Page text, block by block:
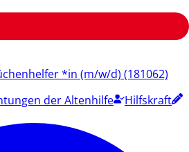
*in (m/w/d) (181062)
der Altenhilfe
Hilfskraft